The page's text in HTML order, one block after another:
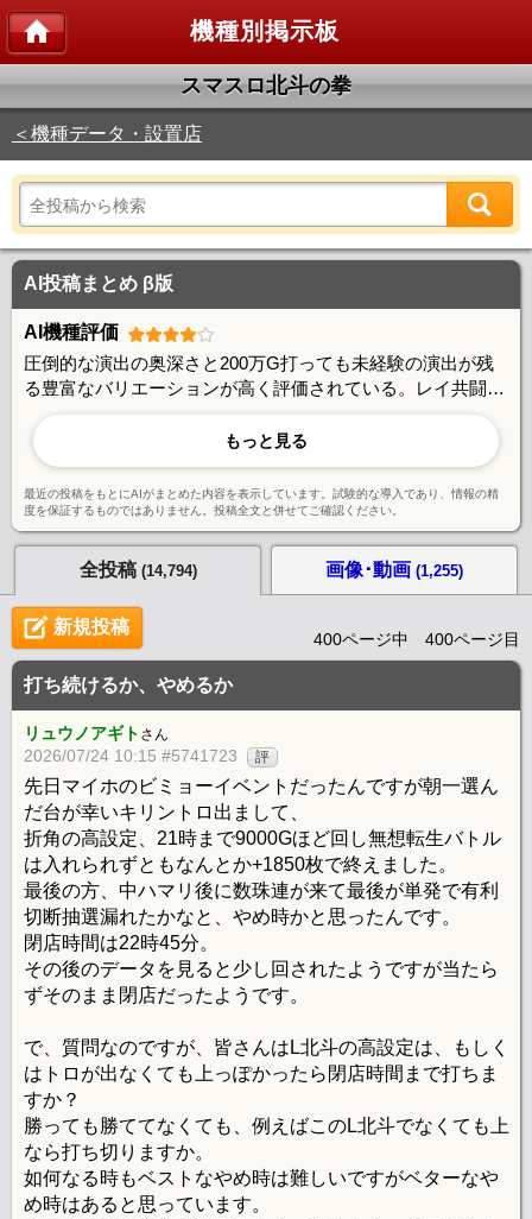
機種別掲示板
スマスロ北斗の拳
＜機種データ・設置店
AI投稿まとめ β版
AI機種評価
圧倒的な演出の奥深さと200万G打っても未経験の演出が残
る豊富なバリエーションが高く評価されている。レイ共闘や
トキ共闘などの戦略性、演出書き換えシステムの面白さ、宿
命バトルの緊張感など、長期稼働でも飽きさせない完成度の
高さが魅力。一方で詳細な仕様が未公開な部分も多く、ユー
ザー自身による検証が楽しみの一つとなっている。
もっと見る
最近の投稿をもとにAIがまとめた内容を表示しています。試験的な導入であり、情報の精
度を保証するものではありません。投稿全文と併せてご確認ください。
全投稿 (14,794) 画像･動画 (1,255)
新規投稿
400ページ中 400ページ目
打ち続けるか、やめるか
リュウノアギト さん
2026/07/24 10:15 #5741723 評
先日マイホのビミョーイベントだったんですが朝一選ん
だ台が幸いキリントロ出まして、
折角の高設定、21時まで9000Gほど回し無想転生バトル
は入れられずともなんとか+1850枚で終えました。
最後の方、中ハマリ後に数珠連が来て最後が単発で有利
切断抽選漏れたかなと、やめ時かと思ったんです。
閉店時間は22時45分。
その後のデータを見ると少し回されたようですが当たら
ずそのまま閉店だったようです。
で、質問なのですが、皆さんはL北斗の高設定は、もしく
はトロが出なくても上っぽかったら閉店時間まで打ちま
すか？
勝っても勝ててなくても、例えばこのL北斗でなくても上
なら打ち切りますか。
如何なる時もベストなやめ時は難しいですがベターなや
め時はあると思っています。